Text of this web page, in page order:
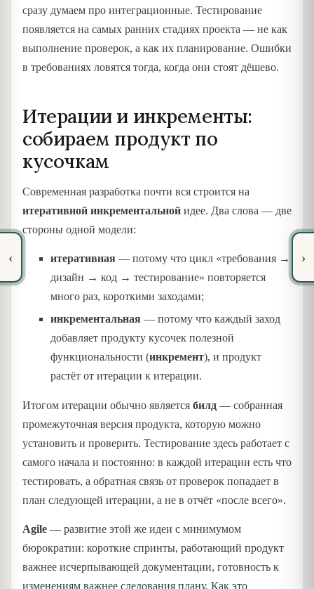
‹
сразу думаем про интеграционные. Тестирование
появляется на самых ранних стадиях проекта — не как
выполнение проверок, а как их планирование. Ошибки
в требованиях ловятся тогда, когда они стоят дёшево.
Итерации и инкременты:
собираем продукт по
кусочкам
Современная разработка почти вся строится на
итеративной инкрементальной идее. Два слова — две
стороны одной модели:
итеративная — потому что цикл «требования →
дизайн → код → тестирование» повторяется
много раз, короткими заходами;
инкрементальная — потому что каждый заход
добавляет продукту кусочек полезной
функциональности (инкремент), и продукт
растёт от итерации к итерации.
Итогом итерации обычно является билд — собранная
промежуточная версия продукта, которую можно
установить и проверить. Тестирование здесь работает с
самого начала и постоянно: в каждой итерации есть что
тестировать, а обратная связь от проверок попадает в
план следующей итерации, а не в отчёт «после всего».
Agile — развитие этой же идеи с минимумом
бюрократии: короткие спринты, работающий продукт
важнее исчерпывающей документации, готовность к
изменениям важнее следования плану. Как это
›